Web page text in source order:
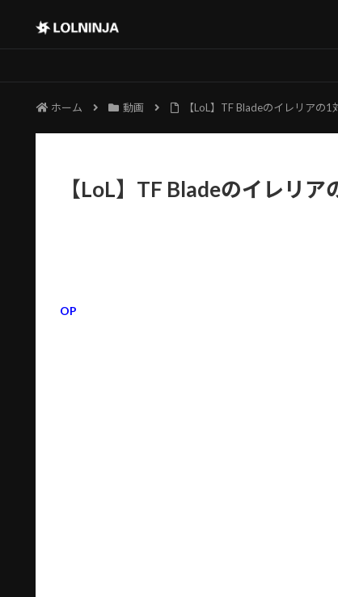
ホーム 動画 【LoL】TF Bladeのイレリアの
【LoL】TF Bladeのイレリ
OP